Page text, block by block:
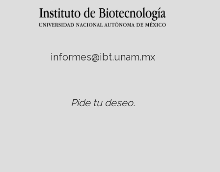
informes@ibt.unam.mx
Pide tu deseo.